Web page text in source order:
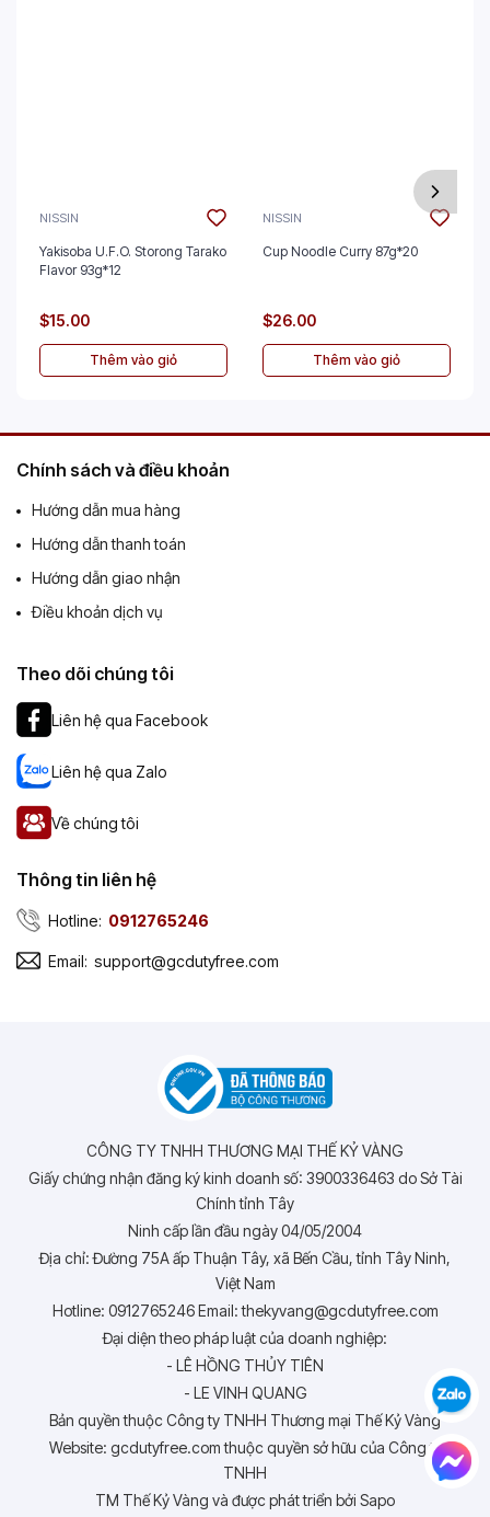
NISSIN
Yakisoba U.F.O. Storong Tarako
Flavor 93g*12
$15.00
Thêm vào giỏ
NISSIN
Cup Noodle Curry 87g*20
$26.00
Thêm vào giỏ
Chính sách và điều khoản
Hướng dẫn mua hàng
Hướng dẫn thanh toán
Hướng dẫn giao nhận
Điều khoản dịch vụ
Theo dõi chúng tôi
Liên hệ qua Facebook
Liên hệ qua Zalo
Về chúng tôi
Thông tin liên hệ
Hotline: 0912765246
Email: support@gcdutyfree.com
CÔNG TY TNHH THƯƠNG MẠI THẾ KỶ VÀNG
Giấy chứng nhận đăng ký kinh doanh số: 3900336463 do Sở Tài
Chính tỉnh Tây
Ninh cấp lần đầu ngày 04/05/2004
Địa chỉ: Đường 75A ấp Thuận Tây, xã Bến Cầu, tỉnh Tây Ninh,
Việt Nam
Hotline: 0912765246 Email: thekyvang@gcdutyfree.com
Đại diện theo pháp luật của doanh nghiệp:
- LÊ HỒNG THỦY TIÊN
- LE VINH QUANG
Bản quyền thuộc Công ty TNHH Thương mại Thế Kỷ Vàng
Website: gcdutyfree.com thuộc quyền sở hữu của Công ty
TNHH
TM Thế Kỷ Vàng và được phát triển bởi Sapo